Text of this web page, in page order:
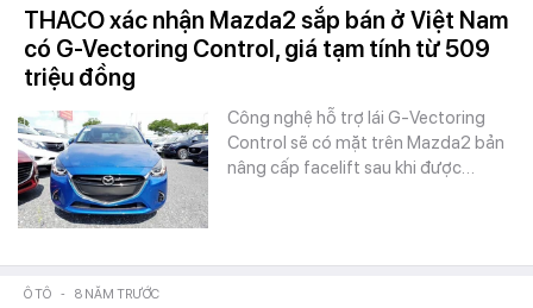
THACO xác nhận Mazda2 sắp bán ở Việt Nam
có G-Vectoring Control, giá tạm tính từ 509
triệu đồng
Công nghệ hỗ trợ lái G-Vectoring
Control sẽ có mặt trên Mazda2 bản
nâng cấp facelift sau khi được…
Ô TÔ - 8 NĂM TRƯỚC